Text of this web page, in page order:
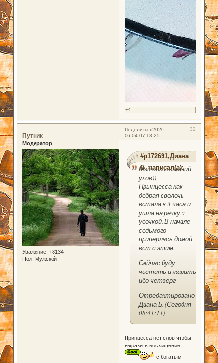
+4
Поделиться 32
2020-
06-04 07:13:25
Путник
Модератор
Уважение: +8134
Пол: Мужской
#p172691,Диана
Б. написал(а):
Мой сегодняшний
улов))
Прынцесса как
добрая сволочь
встала в 3 часа и
ушла на речку с
удочкой. В начале
седьмого
приперлась домой
вот с этим.
Сейчас буду
чистить и жарить,
ибо четверг
Отредактировано
Диана Б. (Сегодня
08:41:11)
Принцесса нет слов чтобы
выразить восхищение
с богатым